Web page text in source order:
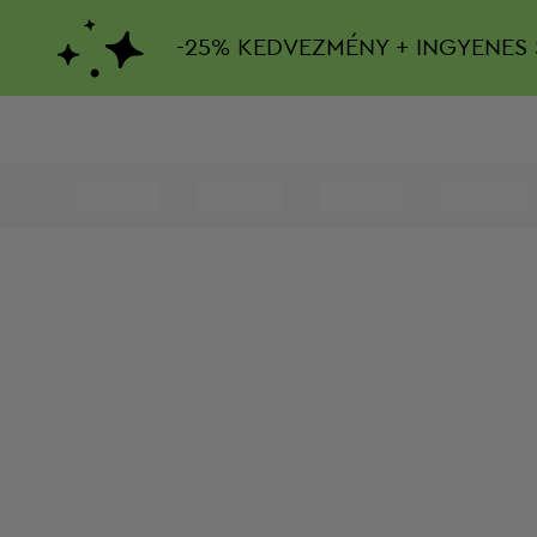
-25% KEDVEZMÉNY + INGYENES